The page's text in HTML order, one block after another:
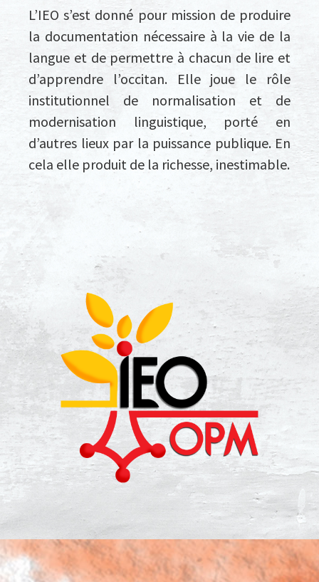
L’IEO s’est donné pour mission de produire
la documentation nécessaire à la vie de la
langue et de permettre à chacun de lire et
d’apprendre l’occitan. Elle joue le rôle
institutionnel de normalisation et de
modernisation linguistique, porté en
d’autres lieux par la puissance publique. En
cela elle produit de la richesse, inestimable.